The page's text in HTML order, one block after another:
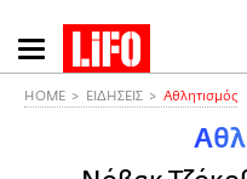
Παράκαμψη
προς
HOME ΕΙΔΗΣΕΙΣ Αθλητισμός